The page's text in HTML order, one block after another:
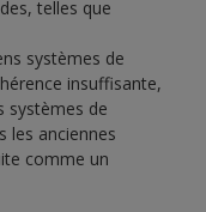
telles que
systèmes de
insuffisante,
systèmes de
les anciennes
comme un